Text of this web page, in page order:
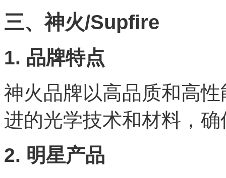
三、神火/Supfire
1. 品牌特点
神火品牌以高品质和高
进的光学技术和材料，
2. 明星产品